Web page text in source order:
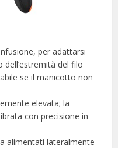
per adattarsi
del filo
se il manicotto non
elevata; la
con precisione in
alimentati lateralmente